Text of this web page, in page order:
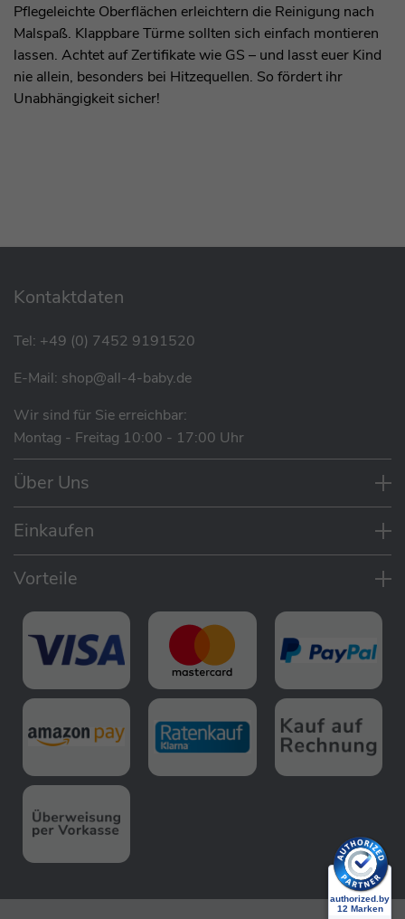
Pflegeleichte Oberflächen erleichtern die Reinigung nach
Malspaß. Klappbare Türme sollten sich einfach montieren
lassen. Achtet auf Zertifikate wie GS – und lasst euer Kind
nie allein, besonders bei Hitzequellen. So fördert ihr
Unabhängigkeit sicher!
Kontaktdaten
Tel: +49 (0) 7452 9191520
E-Mail: shop@all-4-baby.de
Wir sind für Sie erreichbar:
Montag - Freitag 10:00 - 17:00 Uhr
Über Uns
Einkaufen
Vorteile